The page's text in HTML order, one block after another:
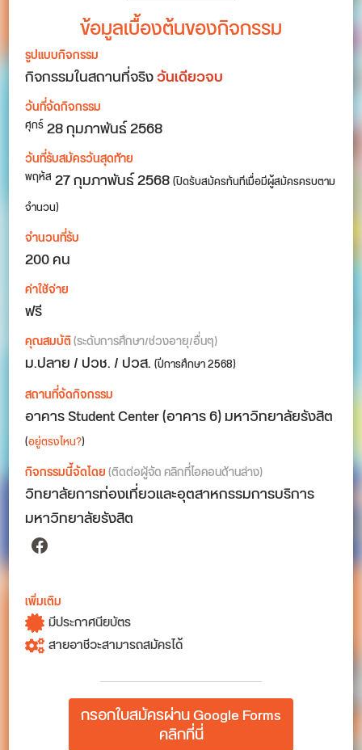
ข้อมูลเบื้องต้นของกิจกรรม
รูปแบบกิจกรรม
กิจกรรมในสถานที่จริงวันเดียวจบ
วันที่จัดกิจกรรม
ศุกร์28กุมภาพันธ์ 2568
วันที่รับสมัครวันสุดท้าย
พฤหัส 27 กุมภาพันธ์ 2568(ปิดรับสมัครทันทีเมื่อมีผู้สมัครครบตาม
จำนวน)
จำนวนที่รับ
200 คน
ค่าใช้จ่าย
ฟรี
คุณสมบัติ(ระดับการศึกษา/ช่วงอายุ/อื่นๆ)
ม.ปลาย / ปวช. / ปวส.(ปีการศึกษา 2568)
สถานที่จัดกิจกรรม
อาคาร Student Center (อาคาร 6) มหาวิทยาลัยรังสิต
(อยู่ตรงไหน?)
กิจกรรมนี้จัดโดย(ติดต่อผู้จัด คลิกที่ไอคอนด้านล่าง)
วิทยาลัยการท่องเที่ยวและอุตสาหกรรมการบริการ
มหาวิทยาลัยรังสิต
Facebook
เพิ่มเติม
มีประกาศนียบัตร
สายอาชีวะสามารถสมัครได้
กรอกใบสมัครผ่าน Google Forms
คลิกที่นี่